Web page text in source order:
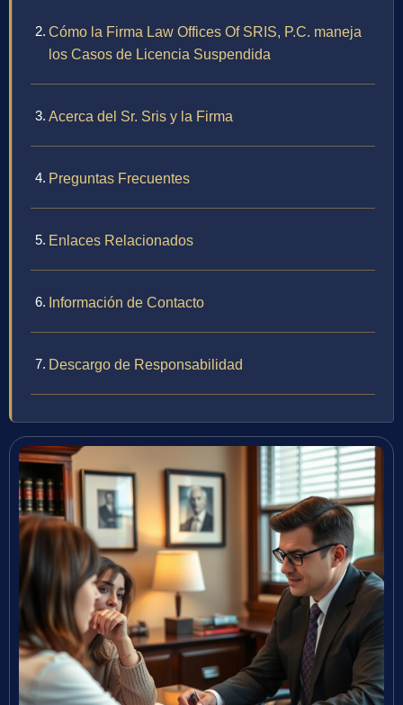
Cómo la Firma Law Offices Of SRIS, P.C. maneja
los Casos de Licencia Suspendida
Acerca del Sr. Sris y la Firma
Preguntas Frecuentes
Enlaces Relacionados
Información de Contacto
Descargo de Responsabilidad